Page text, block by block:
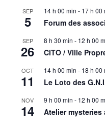
SEP
5
14 h 00 min - 17 h 00
Forum des
SEP
26
8 h 30 min - 12 h 00
CITO / Ville
OCT
11
14 h 00 min - 18 h 00
Le Loto des
NOV
14
9 h 00 min - 12 h 00
Atelier mysteries